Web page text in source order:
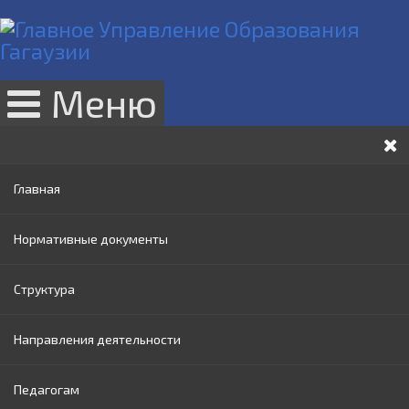
Меню
Главная
Нормативные документы
Законы РМ
Нормативные акты Правительства РМ
Нормативные документы МОИ
Структура
Руководство
Административный совет
Направления деятельности
Раннее образование
Педагогам